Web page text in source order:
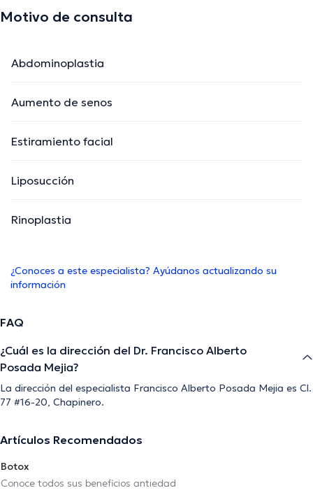
Motivo de consulta
Abdominoplastia
Aumento de senos
Estiramiento facial
Liposucción
Rinoplastia
¿Conoces a este especialista? Ayúdanos actualizando su
información
FAQ
¿Cuál es la dirección del Dr. Francisco Alberto
Posada Mejia?
La dirección del especialista Francisco Alberto Posada Mejia es Cl.
77 #16-20, Chapinero.
Artículos Recomendados
Botox
Conoce todos sus beneficios antiedad